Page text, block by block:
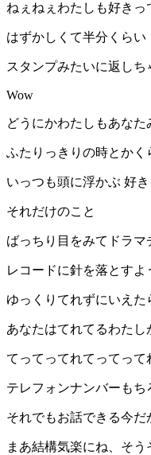
ねぇねぇわたしも好きっ
はずかしくて半分くらい
スタンプみたいに返しち
Wow
どうにかわたしもあなた
ふたりっきりの時とかく
いっつも頭に浮かぶ 好き
それだけのこと
ばっちり目をみてドラマ
レコードに針を落とすよ
ゆっくりてれずにいえた
あなたはてれてるわたし
てってってれてってって
テレフォンナンバーもち
それでもお話できる今だ
まあ結構気楽にね、そ